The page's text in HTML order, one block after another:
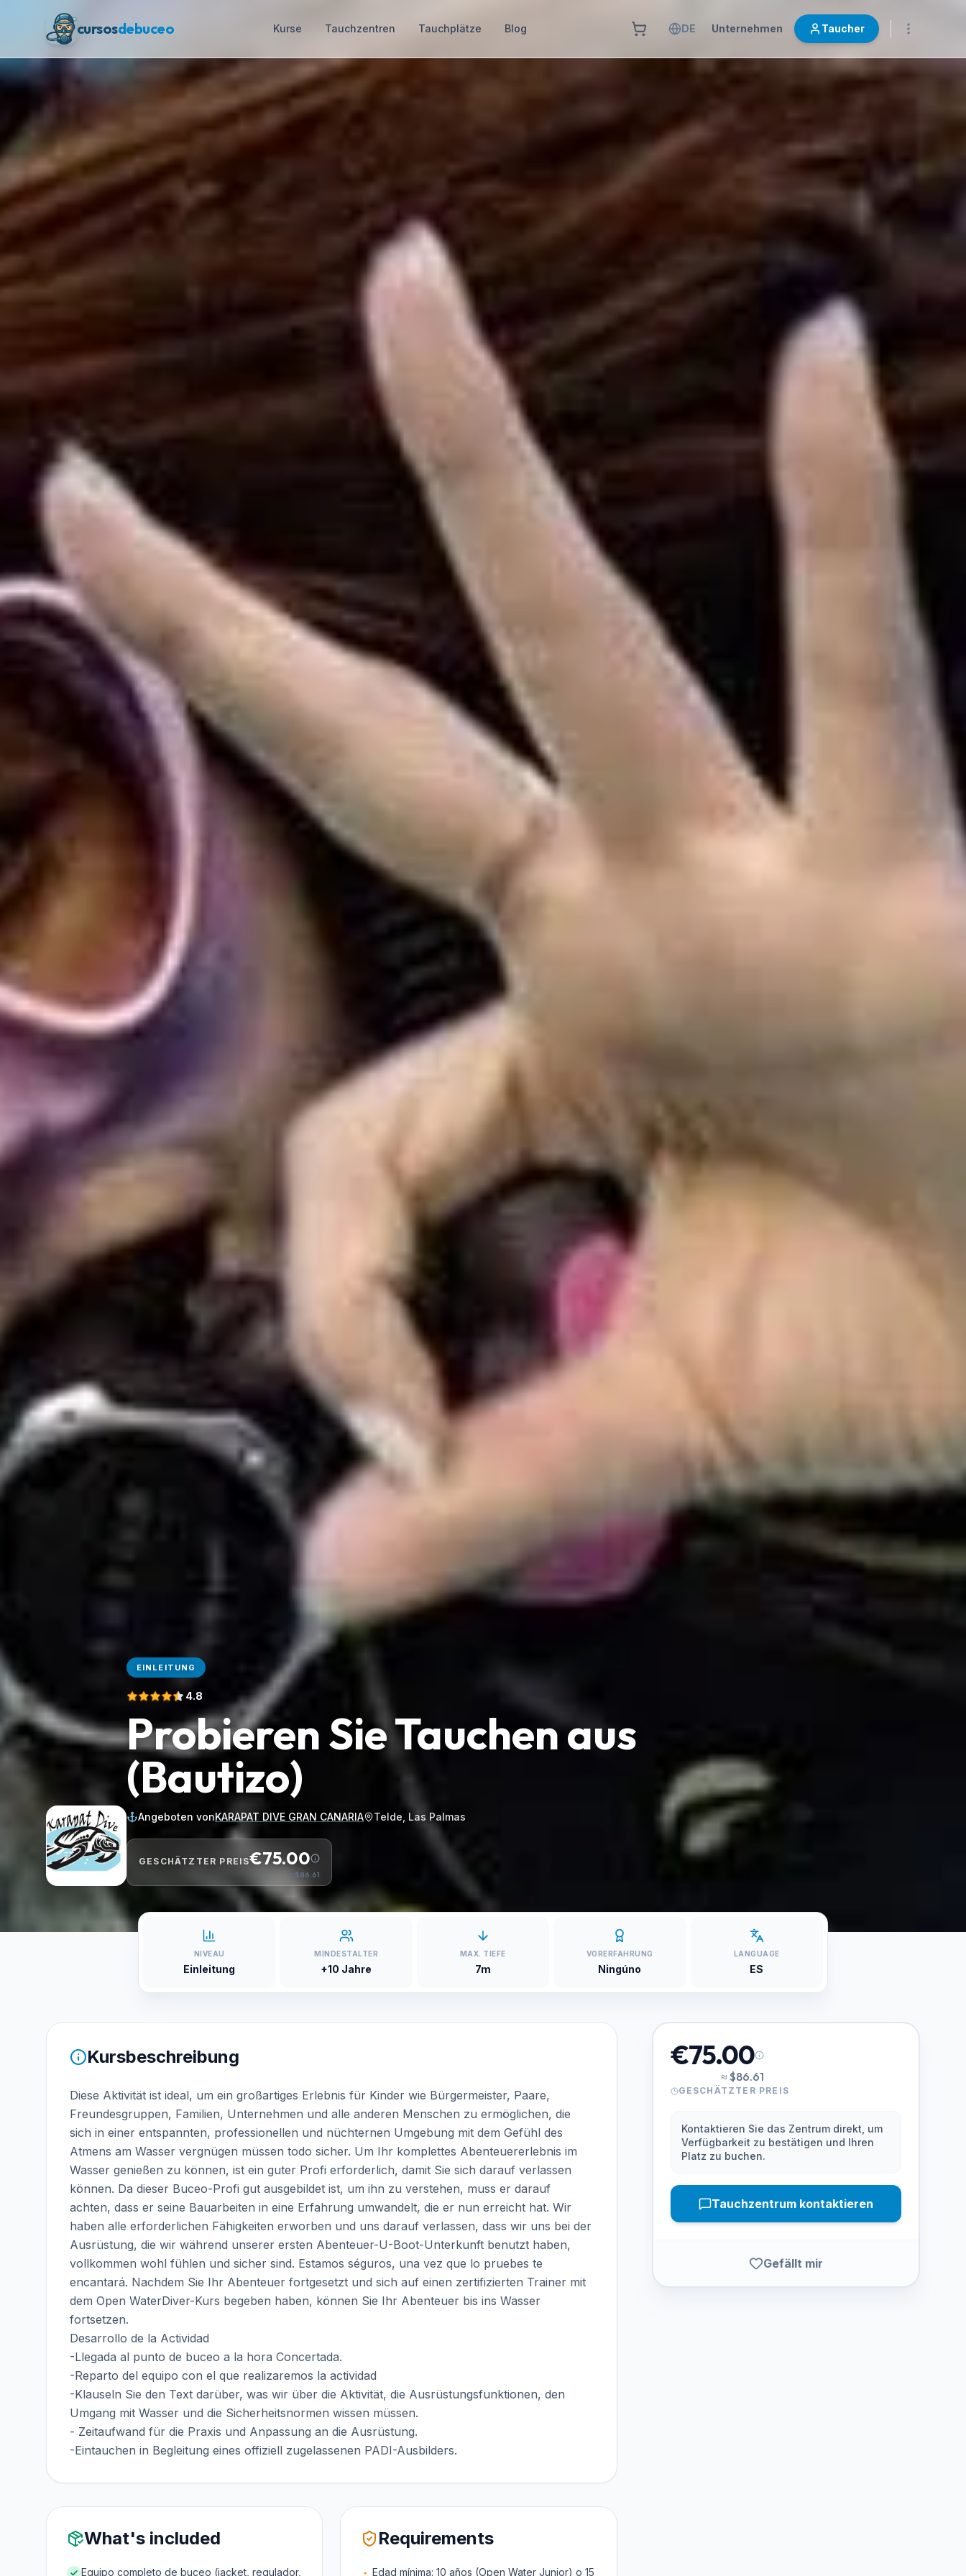
cursosdebuceo Kurse Tauchzentren Tauchplätze Blog DE Unternehmen Taucher
EINLEITUNG
4.8
Probieren Sie Tauchen aus
(Bautizo)
Angeboten vonKARAPAT DIVE GRAN CANARIA Telde, Las Palmas
GESCHÄTZTER PREIS€75.00
≈ $86.61
NIVEAU
Einleitung
MINDESTALTER
+10 Jahre
MAX. TIEFE
7m
VORERFAHRUNG
Ningúno
LANGUAGE
ES
Kursbeschreibung
Diese Aktivität ist ideal, um ein großartiges Erlebnis für Kinder wie Bürgermeister, Paare,
Freundesgruppen, Familien, Unternehmen und alle anderen Menschen zu ermöglichen, die
sich in einer entspannten, professionellen und nüchternen Umgebung mit dem Gefühl des
Atmens am Wasser vergnügen müssen todo sicher. Um Ihr komplettes Abenteuererlebnis im
Wasser genießen zu können, ist ein guter Profi erforderlich, damit Sie sich darauf verlassen
können. Da dieser Buceo-Profi gut ausgebildet ist, um ihn zu verstehen, muss er darauf
achten, dass er seine Bauarbeiten in eine Erfahrung umwandelt, die er nun erreicht hat. Wir
haben alle erforderlichen Fähigkeiten erworben und uns darauf verlassen, dass wir uns bei der
Ausrüstung, die wir während unserer ersten Abenteuer-U-Boot-Unterkunft benutzt haben,
vollkommen wohl fühlen und sicher sind. Estamos séguros, una vez que lo pruebes te
encantará. Nachdem Sie Ihr Abenteuer fortgesetzt und sich auf einen zertifizierten Trainer mit
dem Open WaterDiver-Kurs begeben haben, können Sie Ihr Abenteuer bis ins Wasser
fortsetzen.
Desarrollo de la Actividad
-Llegada al punto de buceo a la hora Concertada.
-Reparto del equipo con el que realizaremos la actividad
-Klauseln Sie den Text darüber, was wir über die Aktivität, die Ausrüstungsfunktionen, den
Umgang mit Wasser und die Sicherheitsnormen wissen müssen.
- Zeitaufwand für die Praxis und Anpassung an die Ausrüstung.
-Eintauchen in Begleitung eines offiziell zugelassenen PADI-Ausbilders.
What's included
Equipo completo de buceo (jacket, regulador,
Requirements
Edad mínima: 10 años (Open Water Junior) o 15
€75.00
≈$86.61
GESCHÄTZTER PREIS
Kontaktieren Sie das Zentrum direkt, um
Verfügbarkeit zu bestätigen und Ihren
Platz zu buchen.
Tauchzentrum kontaktieren
Gefällt mir